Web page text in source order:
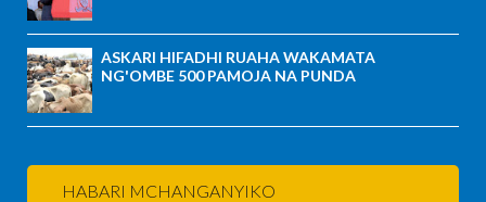
ASKARI HIFADHI RUAHA WAKAMATA
NG'OMBE 500 PAMOJA NA PUNDA
HABARI MCHANGANYIKO